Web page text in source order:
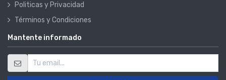
Politicas y Privacidad
Términos y Condiciones
Mantente informado